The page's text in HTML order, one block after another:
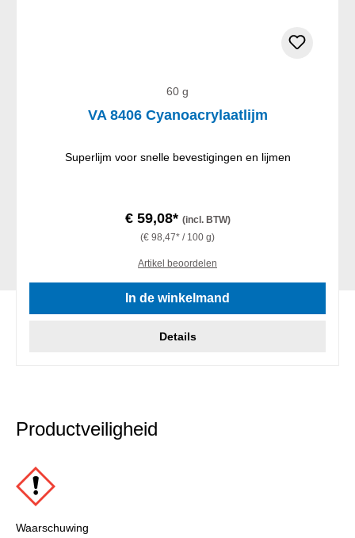
60 g
VA 8406 Cyanoacrylaatlijm
Superlijm voor snelle bevestigingen en lijmen
€ 59,08* (incl. BTW)
(€ 98,47* / 100 g)
Artikel beoordelen
In de winkelmand
Details
Productveiligheid
Waarschuwing